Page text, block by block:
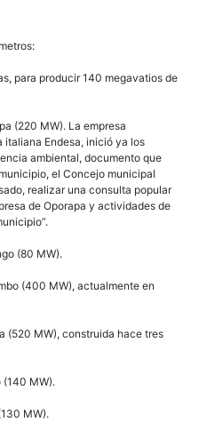
para producir 140 megavatios de
(220 MW). La empresa
italiana Endesa, inició ya los
ambiental, documento que
el Concejo municipal
realizar una consulta popular
de Oporapa y actividades de
(80 MW).
(400 MW), actualmente en
(520 MW), construida hace tres
MW).
MW).